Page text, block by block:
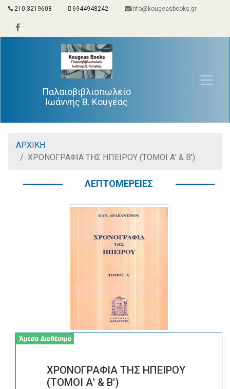
210 3219608 6944948242 info@kougeasbooks.gr
Παλαιοβιβλιοπωλείο
Ιωάννης Β. Κουγέας
ΑΡΧΙΚΗ
ΧΡΟΝΟΓΡΑΦΙΑ ΤΗΣ ΗΠΕΙΡΟΥ (ΤΟΜΟΙ Α' & Β')
ΛΕΠΤΟΜΕΡΕΙΕΣ
ΧΡΟΝΟΓΡΑΦΙΑ ΤΗΣ ΗΠΕΙΡΟΥ
(ΤΟΜΟΙ Α' & Β')